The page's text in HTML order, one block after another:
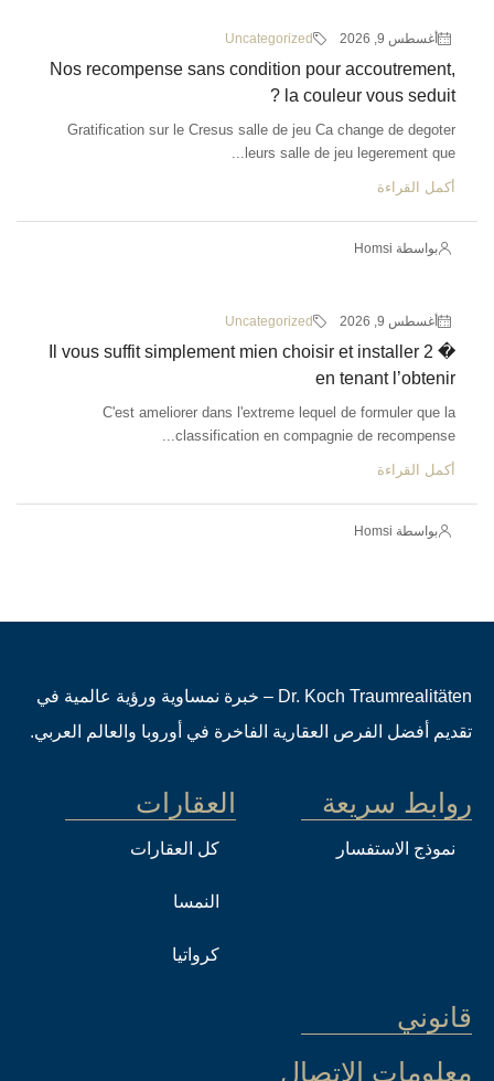
أغسطس 9, 2026 Uncategorized
Nos recompense sans condition pour accoutrement,
la couleur vous seduit ?
Gratification sur le Cresus salle de jeu Ca change de degoter
leurs salle de jeu legerement que...
أكمل القراءة
بواسطة Homsi
أغسطس 9, 2026 Uncategorized
Il vous suffit simplement mien choisir et installer 2 �
en tenant l’obtenir
C'est ameliorer dans l'extreme lequel de formuler que la
classification en compagnie de recompense...
أكمل القراءة
بواسطة Homsi
Dr. Koch Traumrealitäten – خبرة نمساوية ورؤية عالمية في
تقديم أفضل الفرص العقارية الفاخرة في أوروبا والعالم العربي.
روابط سريعة
نموذج الاستفسار
العقارات
كل العقارات
النمسا
كرواتيا
قانوني
معلومات الاتصال